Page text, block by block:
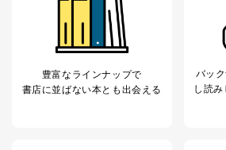
りです。
個人情報の種類 利
豊富なラインナップで
書店に並ばない本とも出会える
バッ
し読み